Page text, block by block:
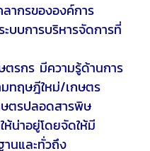
กรขององค์การ
บบการบริหารจัดการที่
รกร มีความรู้ด้านการ
ทฤษฎีใหม่/เกษตร
ตรปลอดสารพิษ
าอยู่โดยจัดให้มี
นและทั่วถึง